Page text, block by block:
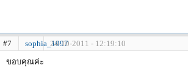
#7 sophia_199724-10-2011 - 12:19:10
ขอบคุณค่ะ